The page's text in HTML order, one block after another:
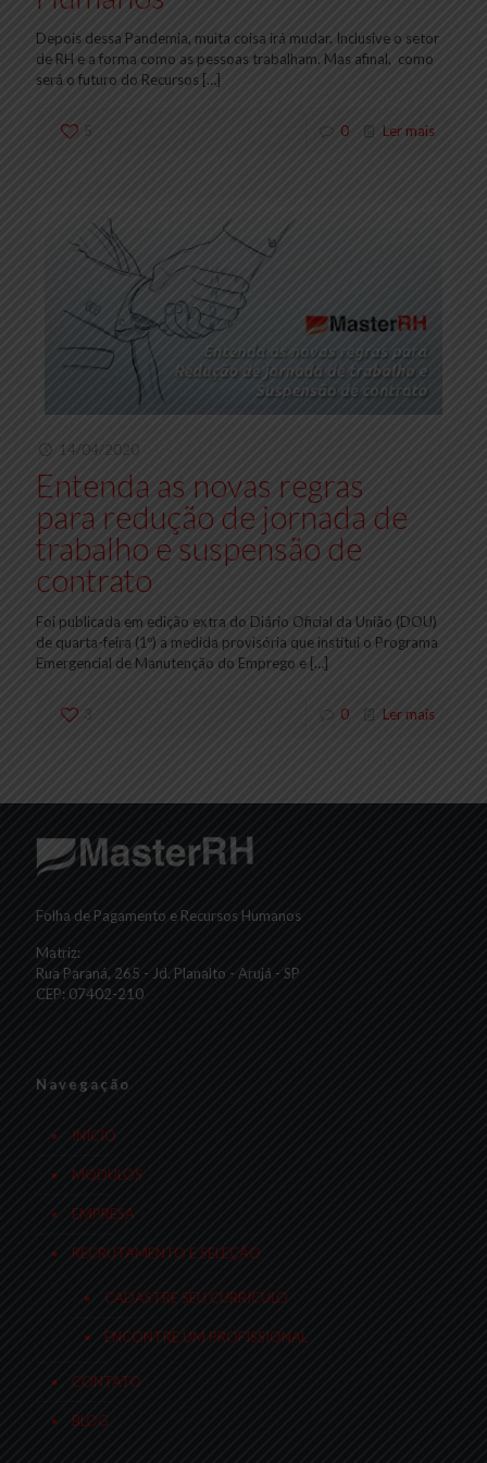
Depois dessa Pandemia, muita coisa irá mudar. Inclusive o setor
de RH e a forma como as pessoas trabalham. Mas afinal, como
será o futuro do Recursos […]
5 0 Ler mais
14/04/2020
Entenda as novas regras
para redução de jornada de
trabalho e suspensão de
contrato
Foi publicada em edição extra do Diário Oficial da União (DOU)
de quarta-feira (1º) a medida provisória que institui o Programa
Emergencial de Manutenção do Emprego e […]
3 0 Ler mais
Folha de Pagamento e Recursos Humanos
Matriz:
Rua Paraná, 265 - Jd. Planalto - Arujá - SP
CEP: 07402-210
Navegação
INÍCIO
MÓDULOS
EMPRESA
RECRUTAMENTO E SELEÇÃO
CADASTRE SEU CURRÍCULO
ENCONTRE UM PROFISSIONAL
CONTATO
BLOG